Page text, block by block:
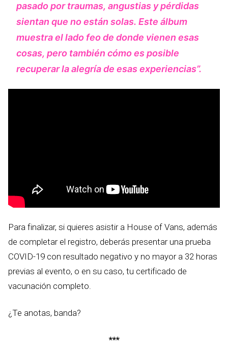
pasado por traumas, angustias y pérdidas
sientan que no están solas. Este álbum
muestra el lado feo de donde vienen esas
cosas, pero también cómo es posible
recuperar la alegría de esas experiencias”.
Para finalizar, si quieres asistir a House of Vans, además
de completar el registro, deberás presentar una prueba
COVID-19 con resultado negativo y no mayor a 32 horas
previas al evento, o en su caso, tu certificado de
vacunación completo.
¿Te anotas, banda?
***